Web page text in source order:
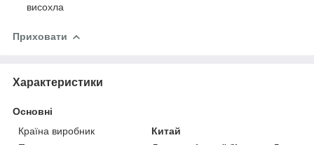
висохла
Приховати
Характеристики
Основні
Країна виробник
Китай